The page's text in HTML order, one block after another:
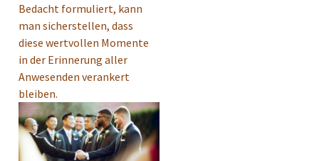
Bedacht formuliert, kann
man sicherstellen, dass
diese wertvollen Momente
in der Erinnerung aller
Anwesenden verankert
bleiben.